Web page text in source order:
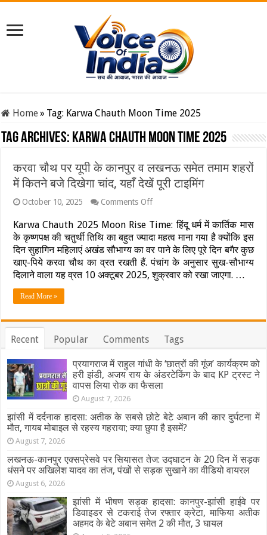
Home» Tag: Karwa Chauth Moon Time 2025
Tag Archives: Karwa Chauth Moon Time 2025
करवा चौथ पर यूपी के कानपुर व लखनऊ समेत तमाम शहरों
में कितने बजे दिखेगा चांद, यहाँ देखें पूरी टाइमिंग
October 10, 2025 Comments Offon
चौथ
पर
यूपी
के
कानपुर
व
लखनऊ
में
चांद,
यहाँ
देखें
Karwa Chauth 2025 Moon Rise Time: हिंदू धर्म में कार्तिक मास
के कृष्णपक्ष की चतुर्थी तिथि का बहुत ज्यादा महत्व माना गया है क्योंकि इस
दिन सुहागिन महिलाएं अखंड सौभाग्य का वर पाने के लिए पूरे दिन बगैर कुछ
खाए-पिये करवा चौथ का व्रत रखती हैं. पंचांग के अनुसार सुख-सौभाग्य
दिलाने वाला यह व्रत 10 अक्टूबर 2025, शुक्रवार को रखा जाएगा. …
Read More »
Recent Popular Comments Tags
प्रयागराज में राहुल गांधी के ‘छात्रों की गूंज’ कार्यक्रम को
हरी झंडी, अजय राय के अंडरटेकिंग के बाद KP ट्रस्ट ने
वापस लिया रोक का फैसला
August 7, 2026
झांसी में दर्दनाक हादसा: अतीक के सबसे छोटे बेटे अबान की कार दुर्घटना में
मौत, गायब मोबाइल से रहस्य गहराया; क्या छुपा है इसमें?
August 7, 2026
लखनऊ-कानपुर एक्सप्रेसवे पर सियासत तेज: उद्घाटन के 20 दिन में सड़क
धंसने पर अखिलेश यादव का तंज, पंखों से सड़क सुखाने का वीडियो वायरल
August 6, 2026
झांसी में भीषण सड़क हादसा: कानपुर-झांसी हाईवे पर
डिवाइडर से टकराई तेज रफ्तार क्रेटा, माफिया अतीक
अहमद के बेटे अबान समेत 2 की मौत, 3 घायल